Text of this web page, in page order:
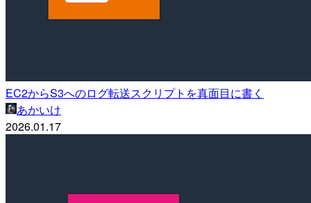
EC2からS3へのログ転送スクリプトを真面目に書く
あかいけ
2026.01.17